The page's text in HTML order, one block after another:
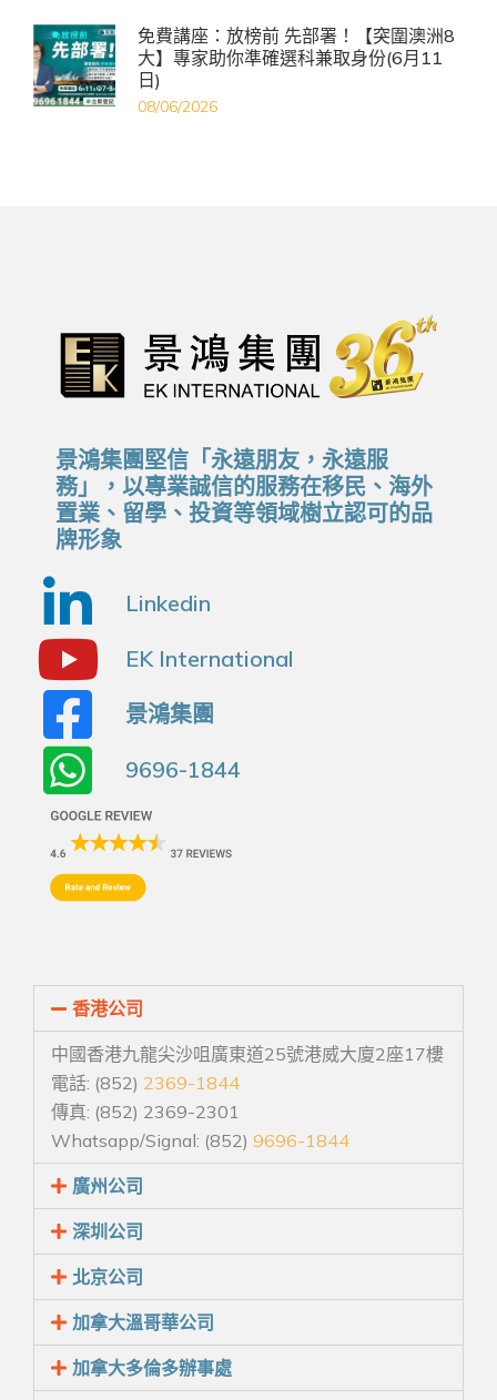
免費講座：放榜前 先部署！【突圍澳洲8
大】專家助你準確選科兼取身份(6月11
日)
08/06/2026
景鴻集團堅信「永遠朋友，永遠服
務」，以專業誠信的服務在移民、海外
置業、留學、投資等領域樹立認可的品
牌形象
Linkedin
EK International
景鴻集團
9696-1844
香港公司
中國香港九龍尖沙咀廣東道25號港威大廈2座17樓
電話: (852) 2369-1844
傳真: (852) 2369-2301
Whatsapp/Signal: (852) 9696-1844
廣州公司
深圳公司
北京公司
加拿大溫哥華公司
加拿大多倫多辦事處